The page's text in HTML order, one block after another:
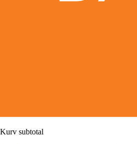
Kurv subtotal